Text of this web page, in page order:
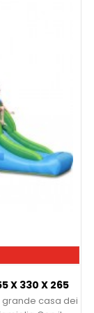
X 330 X 265
grande casa dei